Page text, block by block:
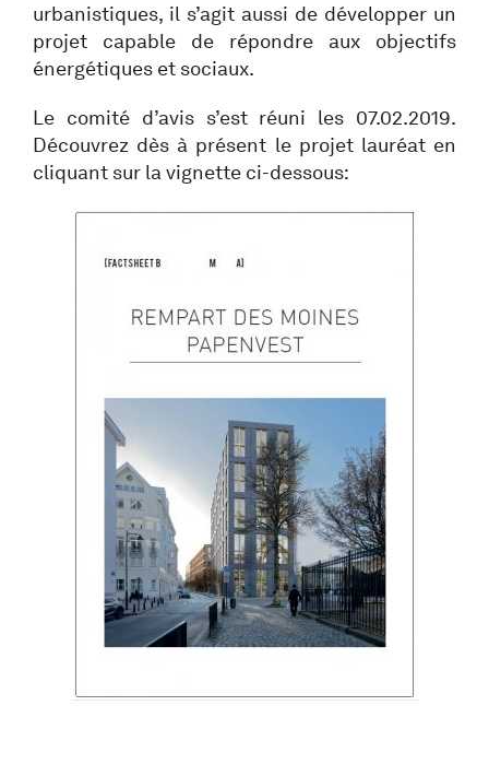
urbanistiques, il s’agit aussi de développer un
projet capable de répondre aux objectifs
énergétiques et sociaux.
Le comité d’avis s’est réuni les 07.02.2019.
Découvrez dès à présent le projet lauréat en
cliquant sur la vignette ci-dessous: